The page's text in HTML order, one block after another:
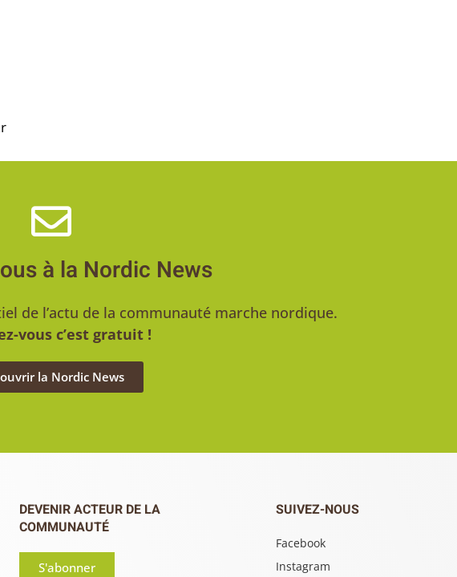
à la Nordic News
de l’actu de la communauté marche nordique.
vous c’est gratuit !
la Nordic News
DEVENIR ACTEUR DE LA
COMMUNAUTÉ
S'abonner
SUIVEZ-NOUS
Facebook
Instagram